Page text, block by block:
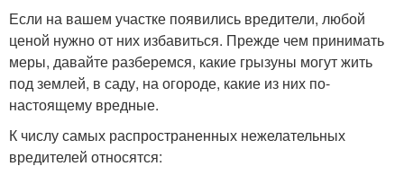
Если на вашем участке появились вредители, любой
ценой нужно от них избавиться. Прежде чем принимать
меры, давайте разберемся, какие грызуны могут жить
под землей, в саду, на огороде, какие из них по-
настоящему вредные.
К числу самых распространенных нежелательных
вредителей относятся: